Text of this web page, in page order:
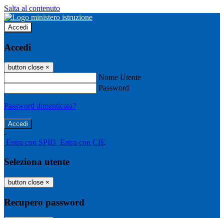
Salta al contenuto
Accedi
Accedi
button close ×
Nome Utente
Password
Password dimenticata?
-
Entra con SPID Entra con CIE
Seleziona utente
button close ×
Recupero password